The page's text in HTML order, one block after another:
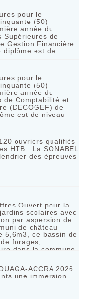
pour le
(50)
année du
Supérieures de
Gestion Financière
diplôme est de
pour le
(50)
année du
de Comptabilité et
(DECOGEF) de
est de niveau
ouvriers qualifiés
HTB : La SONABEL
des épreuves
Ouvert pour la
scolaires avec
par aspersion de
de château
5,6m3, de bassin de
forages,
dans la commune
ACCRA 2026 :
une immersion